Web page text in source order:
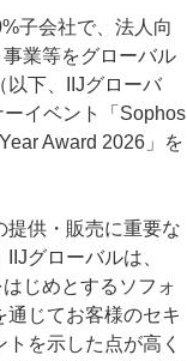
子会社で、法人向
業等をグローバル
以下、IIJグローバ
イベント「Sophos
Award 2026」を
提供・販売に重要な
グローバルは、
じめとするソフォ
通じてお客様のセキ
を示した点が高く